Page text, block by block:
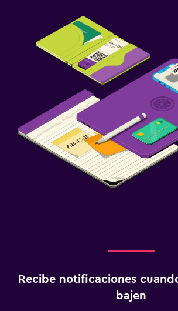
Recibe notificaciones
bajen